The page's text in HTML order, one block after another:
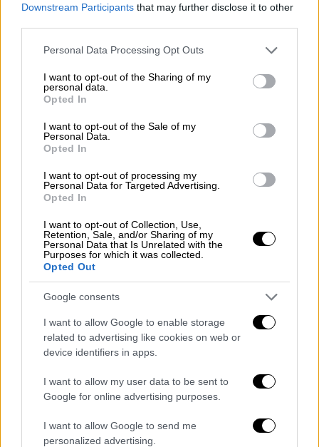
Downstream Participants that may further disclose it to other
Please note that this website/app uses one or more Google
not limited to your visit or usage behaviour. You may click to
grant or deny consent to Google and its third-party tags to
use your data for below specified purposes in below Google
consent section.
Personal Data Processing Opt Outs
I want to opt-out of the Sharing of my
personal data.
Opted In
I want to opt-out of the Sale of my
Personal Data.
Opted In
I want to opt-out of processing my
Personal Data for Targeted Advertising.
Opted In
I want to opt-out of Collection, Use,
Retention, Sale, and/or Sharing of my
Personal Data that Is Unrelated with the
Purposes for which it was collected.
Opted Out
Google consents
I want to allow Google to enable storage
related to advertising like cookies on web or
device identifiers in apps.
I want to allow my user data to be sent to
Google for online advertising purposes.
I want to allow Google to send me
personalized advertising.
Φιλοζωία|06.08.2026 19:12
«Καλό ταξίδι μικρέ...»: Πέθανε το λευκό
κουτάβι που συμβίωνε με αγέλη λύκων
Για πάνω από 40 μέρες ζούσε και επιβίωνε
δίπλα στους λύκους